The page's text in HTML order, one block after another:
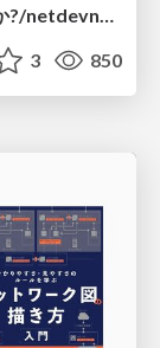
NW構成図の自動描画は何が難しいのか?/netdevnight3
3 850